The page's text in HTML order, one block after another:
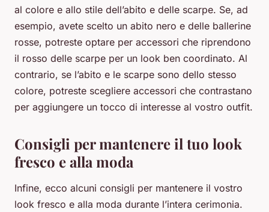
al colore e allo stile dell’abito e delle scarpe. Se, ad
esempio, avete scelto un abito nero e delle ballerine
rosse, potreste optare per accessori che riprendono
il rosso delle scarpe per un look ben coordinato. Al
contrario, se l’abito e le scarpe sono dello stesso
colore, potreste scegliere accessori che contrastano
per aggiungere un tocco di interesse al vostro outfit.
Consigli per mantenere il tuo look
fresco e alla moda
Infine, ecco alcuni consigli per mantenere il vostro
look fresco e alla moda durante l’intera cerimonia.